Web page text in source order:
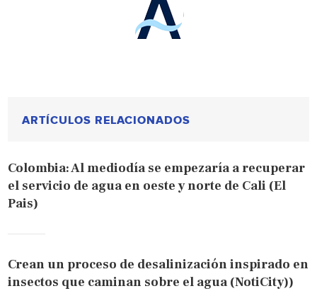
ARTÍCULOS RELACIONADOS
Colombia: Al mediodía se empezaría a recuperar
el servicio de agua en oeste y norte de Cali (El
Pais)
Crean un proceso de desalinización inspirado en
insectos que caminan sobre el agua (NotiCity))